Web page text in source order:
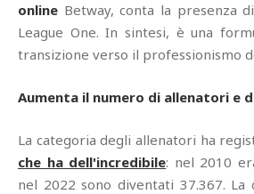
online Betway, conta la presenza
League One. In sintesi, è una
transizione verso il professionismo
Aumenta il numero di allenatori e
La categoria degli allenatori ha
che ha dell'incredibile: nel 2010
nel 2022 sono diventati 37.367. La